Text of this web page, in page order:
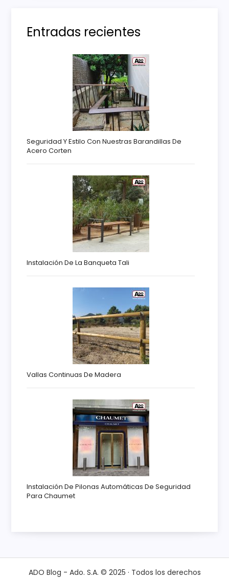
Entradas recientes
Seguridad Y Estilo Con Nuestras Barandillas De
Acero Corten
Instalación De La Banqueta Tali
Vallas Continuas De Madera
Instalación De Pilonas Automáticas De Seguridad
Para Chaumet
ADO Blog - Ado. S.A. © 2025 · Todos los derechos